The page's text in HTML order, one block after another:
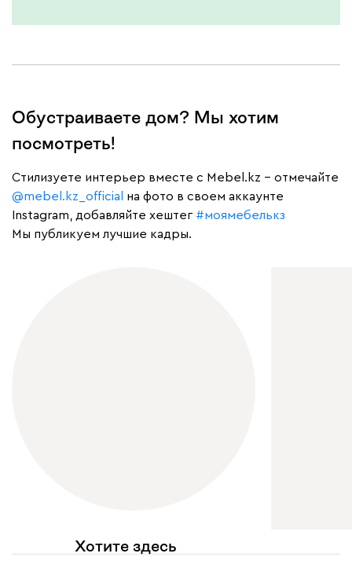
Обустраиваете дом? Мы хотим
посмотреть!
Cтилизуете интерьер вместе с Mebel.kz – отмечайте
@mebel.kz_official
на фото в своем аккаунте
Instagram, добавляйте хештег #моямебелькз
Мы публикуем лучшие кадры.
Хотите здесь